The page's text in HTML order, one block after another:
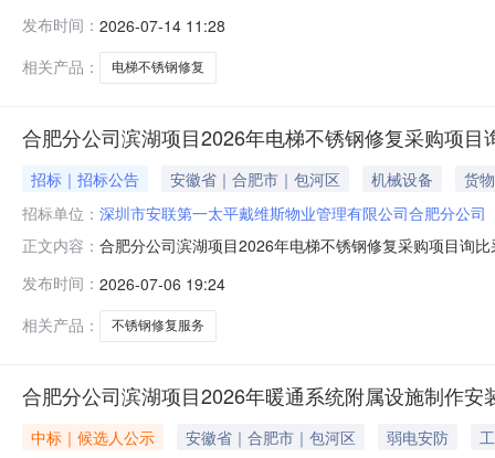
以书面形式向采购人提出。采购人：深圳市安联第一太
安联第一太平戴维斯
发布时间： 2026-07-14 11:28
相关产品：
电梯不锈钢修复
合肥分公司滨湖项目2026年电梯不锈钢修复采购项目
招标｜招标公告 安徽省｜合肥市｜包河区 机械设备
货物
招标单位： 深圳市安联第一太平戴维斯物业管理有限公司合肥分公司
正文内容： 合肥分公司滨湖项目2026年电梯不锈钢修复采购项目询
采购方式：公开询比采购2.2资金来源及比例：100%来
包括但不限于：
发布时间： 2026-07-06 19:24
相关产品：
不锈钢修复服务
合肥分公司滨湖项目2026年暖通系统附属设施制作
中标｜候选人公示 安徽省｜合肥市｜包河区 弱电安防